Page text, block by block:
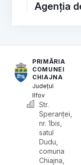
Agenția
PRIMĂRIA
COMUNEI
CHIAJNA
Județul
Ilfov
Str.
Speranței,
nr. 1bis,
satul
Dudu,
comuna
Chiajna,